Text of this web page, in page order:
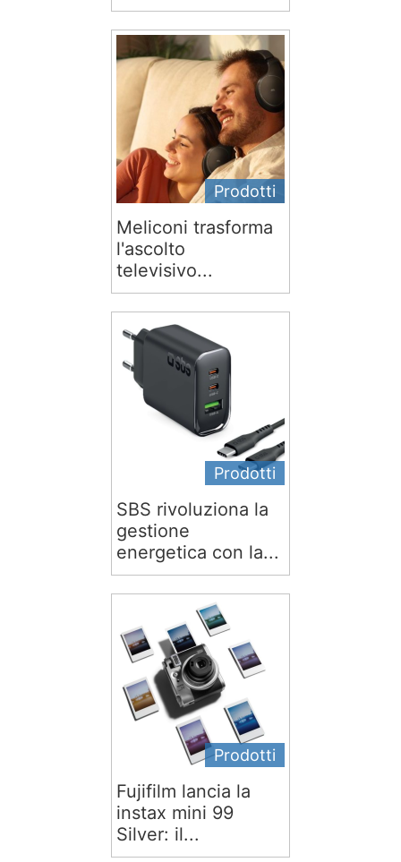
Prodotti
Meliconi trasforma
l'ascolto
televisivo...
Prodotti
SBS rivoluziona la
gestione
energetica con la...
Prodotti
Fujifilm lancia la
instax mini 99
Silver: il...